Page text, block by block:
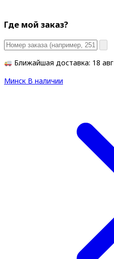
Где мой заказ?
Ближайшая доставка: 18 авг
Минск В наличии